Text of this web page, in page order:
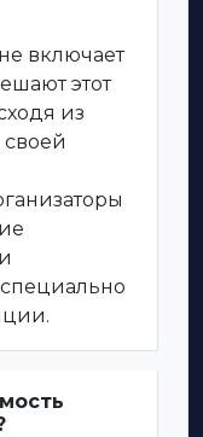
включает
этот
из